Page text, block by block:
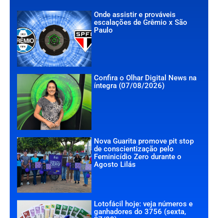
Onde assistir e prováveis
escalações de Grêmio x São
Paulo
Confira o Olhar Digital News na
íntegra (07/08/2026)
Nova Guarita promove pit stop
de conscientização pelo
Feminicídio Zero durante o
Agosto Lilás
Lotofácil hoje: veja números e
ganhadores do 3756 (sexta,